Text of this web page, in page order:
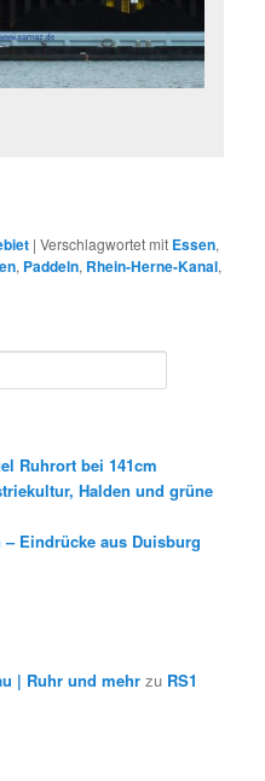
|Verschlagwortet mit Essen,
, Paddeln, Rhein-Herne-Kanal,
Ruhrort bei 141cm
Halden und grüne
Eindrücke aus Duisburg
| Ruhr und mehr zu RS1